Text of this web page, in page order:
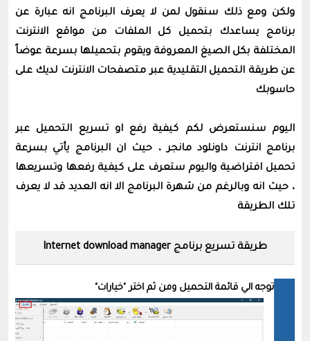
ولكن ومع ذلك سنقول لمن لا يعرف البرنامج انه عبارة عن
برنامج يساعدك بتحميل كل الملفات من مواقع الانترنت
المختلفة بكل الصيغ المعروفة ويقوم بتحميلها بسرعة عوضاً
عن طريقة التحميل التقليدية عبر متصفحات الانترنت لديك على
حاسوبك
اليوم سنستعرض لكم كيفية رفع او تسريع التحميل عبر
برنامج انترنت داونلود مانجر ، حيث ان البرنامج يأتي بسرعة
تحميل افتراضية واليوم ستعرف على كيفية رفعها وتسريعها
، حيث انه وبالرغم من شهرة البرنامج الا انه العديد قد لا يعرف
تلك الطريقة
طريقة تسريع برنامج Internet download manager
توجه الي قائمة التحميل ومن ثم اختر "خيارات"